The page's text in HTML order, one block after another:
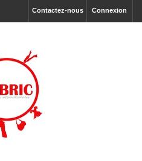
Connexion
Contactez-nous